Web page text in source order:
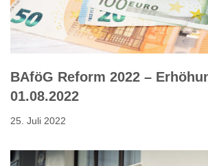
BAföG Reform 2022 –
01.08.2022
25. Juli 2022